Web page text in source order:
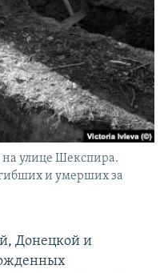
улице Шекспира.
и умерших за
Донецкой и